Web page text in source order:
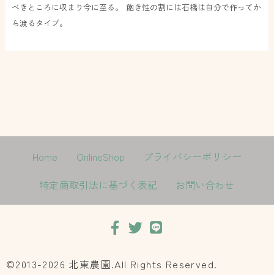
べきところに収まり今に至る。 飽き性の割には石橋は自分で作ってか
ら渡るタイプ。
Home OnlineShop
プライバシーポリシー
特定商取引法に基づく表記
お問い合わせ
©2013-2026 北東農園.All Rights Reserved.